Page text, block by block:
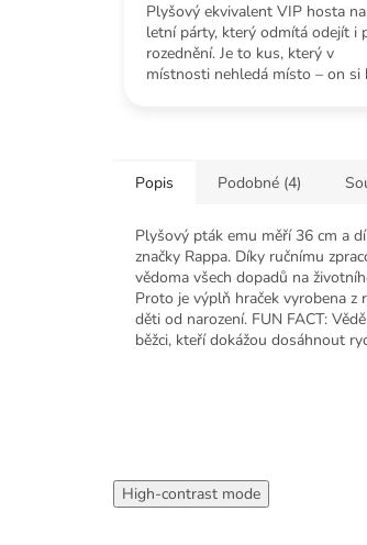
Plyšový ekvivalent VIP hosta na
letní párty, který odmítá odejít i
rozednění. Je to kus, který v
místnosti nehledá místo – on si
Popis Podobné (4)
Plyšový pták emu měří 36 cm a
značky Rappa. Díky ručnímu
vědoma všech dopadů na
Proto je výplň hraček vyrobena z
děti od narození. FUN FACT:
běžci, kteří dokážou dosáhnout
High-contrast mode